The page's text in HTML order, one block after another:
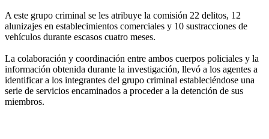
A este grupo criminal se les atribuye la comisión 22 delitos, 12
alunizajes en establecimientos comerciales y 10 sustracciones de
vehículos durante escasos cuatro meses.
La colaboración y coordinación entre ambos cuerpos policiales y la
información obtenida durante la investigación, llevó a los agentes a
identificar a los integrantes del grupo criminal estableciéndose una
serie de servicios encaminados a proceder a la detención de sus
miembros.